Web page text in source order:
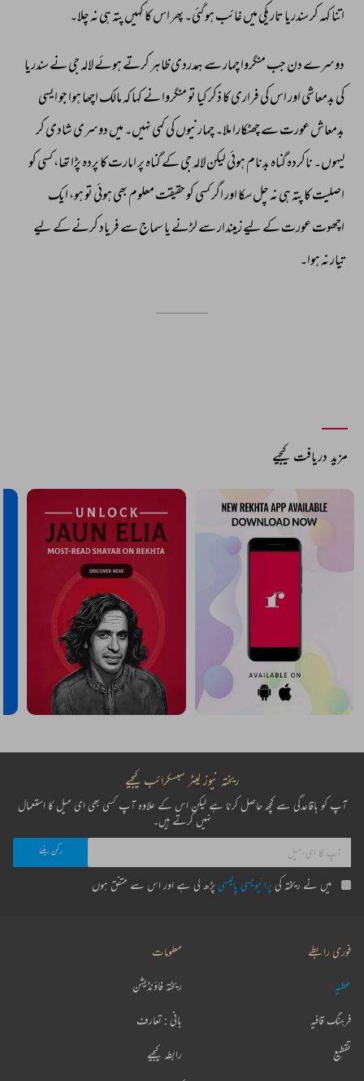
اتنا کہہ کر سندریا تاریکی میں غائب ہو گئی۔ پھر اس کا کہیں پتہ ہی نہ چلا۔
دوسرے دن جب منگروا چمار سے ہمدردی ظاہر کرتے ہوئے لالہ جی نے سندریا
کی بدمعاشی اور اس کی فراری کا ذکر کیا تو منگروا نے کہا کہ مالک اچھا ہوا جو ایسی
بدمعاش عورت سے چھٹکارا ملا۔ چمارنیوں کی کمی نہیں۔ میں دوسری شادی کر
لیہوں۔ ناکردہ گناہ بدنام ہوئی لیکن لالہ جی کے گناہ پر امارت کا پردہ پڑا تھا، کسی کو
اصلیت کا پتہ ہی نہ چل سکا اور اگر کسی کو حقیقت معلوم بھی ہوئی تو ہو، ایک
اچھوت عورت کے لیے زمیندار سے لڑنے یا سماج سے فریاد کرنے کے لیے
تیار نہ ہوا۔
مزید دریافت کیجیے
ریختہ نیوز لیٹر سبسکرائب کیجیے
آپ کو باقاعدگی سے کچھ حاصل کرنا ہے لیکن اس کے علاوہ آپ کسی بھی ای میل کا استعمال
نہیں کرتے ہیں۔
میں نے ریختہ کی پرائیویسی پالیسی پڑھ لی ہے اور اس سے متفق ہوں
فوری رابطے
عطیہ
فرہنگ قافیہ
تقطیع
معلومات
ریختہ فاؤنڈیشن
بانی : تعارف
رابطہ کیجیے